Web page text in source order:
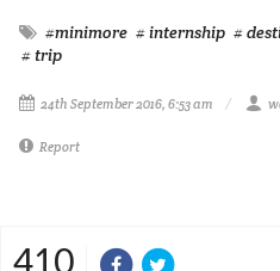
#minimore # internship #
# trip
24th September 2016, 6:53 am
Report
410